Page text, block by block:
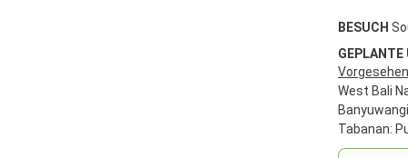
BESUCH
GEPLANTE
West Bali
Tabanan: